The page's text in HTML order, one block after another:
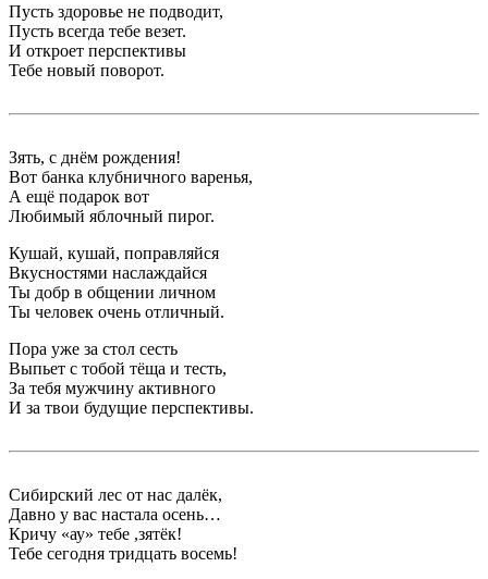
Пусть здоровье не подводит,
Пусть всегда тебе везет.
И откроет перспективы
Тебе новый поворот.
Зять, с днём рождения!
Вот банка клубничного варенья,
А ещё подарок вот
Любимый яблочный пирог.
Кушай, кушай, поправляйся
Вкусностями наслаждайся
Ты добр в общении личном
Ты человек очень отличный.
Пора уже за стол сесть
Выпьет с тобой тёща и тесть,
За тебя мужчину активного
И за твои будущие перспективы.
Сибирский лес от нас далёк,
Давно у вас настала осень…
Кричу «ау» тебе ,зятёк!
Тебе сегодня тридцать восемь!